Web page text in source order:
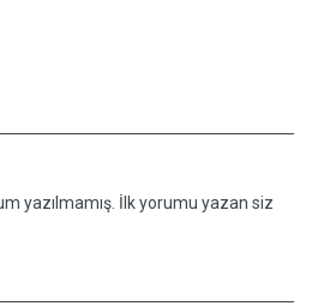
yazılmamış. İlk yorumu yazan siz